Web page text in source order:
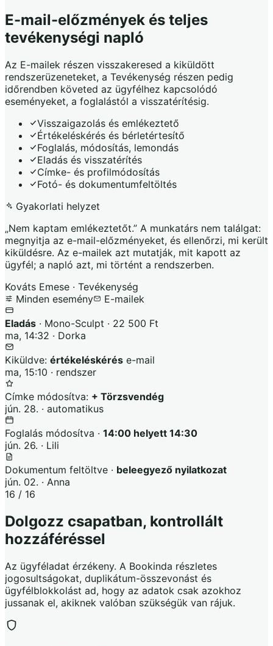
E-mail-előzmények és teljes
tevékenységi napló
Az E-mailek részen visszakeresed a kiküldött
rendszerüzeneteket, a Tevékenység részen pedig
időrendben követed az ügyfélhez kapcsolódó
eseményeket, a foglalástól a visszatérítésig.
Visszaigazolás és emlékeztető
Értékeléskérés és bérletértesítő
Foglalás, módosítás, lemondás
Eladás és visszatérítés
Címke- és profilmódosítás
Fotó- és dokumentumfeltöltés
Gyakorlati helyzet
„Nem kaptam emlékeztetőt.” A munkatárs nem találgat:
megnyitja az e-mail-előzményeket, és ellenőrzi, mi került
kiküldésre. Az e-mailek azt mutatják, mit kapott az
ügyfél; a napló azt, mi történt a rendszerben.
Kováts Emese · Tevékenység
Minden esemény
E-mailek
Eladás · Mono-Sculpt · 22 500 Ft
ma, 14:32 · Dorka
Kiküldve: értékeléskérés e-mail
ma, 15:10 · rendszer
Címke módosítva: + Törzsvendég
jún. 28. · automatikus
Foglalás módosítva · 14:00 helyett 14:30
jún. 26. · Lili
Dokumentum feltöltve · beleegyező nyilatkozat
jún. 02. · Anna
16 / 16
Dolgozz csapatban, kontrollált
hozzáféréssel
Az ügyféladat érzékeny. A Bookinda részletes
jogosultságokat, duplikátum-összevonást és
ügyfélblokkolást ad, hogy az adatok csak azokhoz
jussanak el, akiknek valóban szükségük van rájuk.